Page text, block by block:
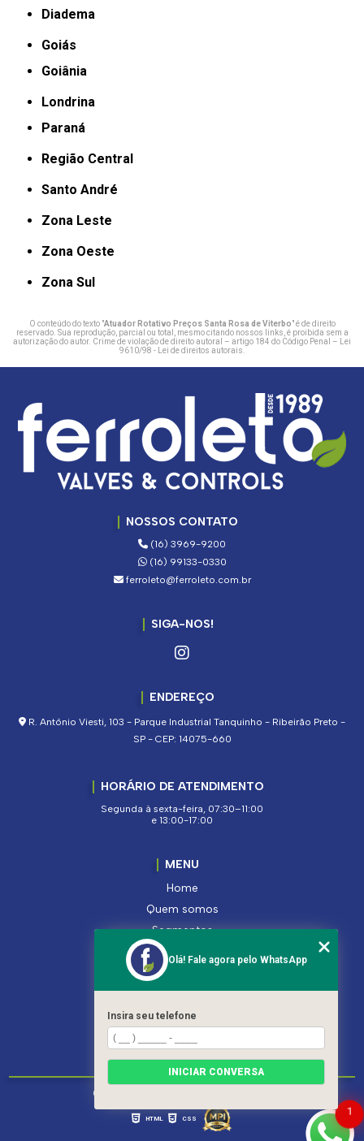
Diadema
Goiás
Goiânia
Londrina
Paraná
Região Central
Santo André
Zona Leste
Zona Oeste
Zona Sul
O conteúdo do texto "Atuador Rotativo Preços Santa Rosa de Viterbo" é de direito
reservado. Sua reprodução, parcial ou total, mesmo citando nossos links, é proibida sem a
autorização do autor. Crime de violação de direito autoral – artigo 184 do Código Penal – Lei
9610/98 - Lei de direitos autorais.
NOSSOS CONTATO
(16) 3969-9200
(16) 99133-0330
ferroleto@ferroleto.com.br
SIGA-NOS!
ENDEREÇO
R. Antônio Viesti, 103 - Parque Industrial Tanquinho - Ribeirão Preto -
SP - CEP: 14075-660
HORÁRIO DE ATENDIMENTO
Segunda à sexta-feira, 07:30–11:00
e 13:00-17:00
MENU
Home
Quem somos
Segmentos
Serviços
Produtos
Contato
Categorias
Mapa do site
Copyright © Ferroleto. (Lei 9610 de 19/02/1998)
HTML CSS
1
Olá! Fale agora pelo WhatsApp
Insira seu telefone
INICIAR CONVERSA